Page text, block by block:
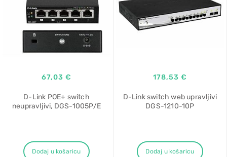
67,03 €
D-Link POE+ switch
neupravljivi, DGS-1005P/E
Dodaj u košaricu
178,53 €
D-Link switch web upravljivi
DGS-1210-10P
Dodaj u košaricu